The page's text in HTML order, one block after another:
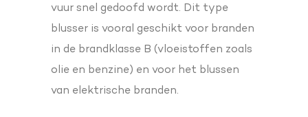
vuur snel gedoofd wordt. Dit type
blusser is vooral geschikt voor branden
in de brandklasse B (vloeistoffen zoals
olie en benzine) en voor het blussen
van elektrische branden.